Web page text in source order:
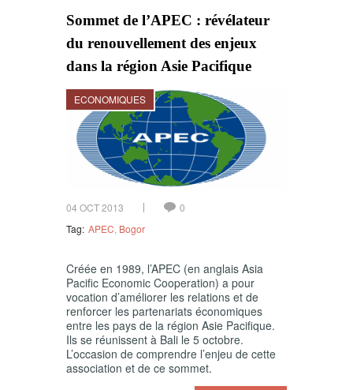
Sommet de l’APEC : révélateur
du renouvellement des enjeux
dans la région Asie Pacifique
ECONOMIQUES
04 OCT 2013
0
Tag: APEC Bogor
Créée en 1989, l’APEC (en anglais Asia
Pacific Economic Cooperation) a pour
vocation d’améliorer les relations et de
renforcer les partenariats économiques
entre les pays de la région Asie Pacifique.
Ils se réunissent à Bali le 5 octobre.
L’occasion de comprendre l’enjeu de cette
association et de ce sommet.